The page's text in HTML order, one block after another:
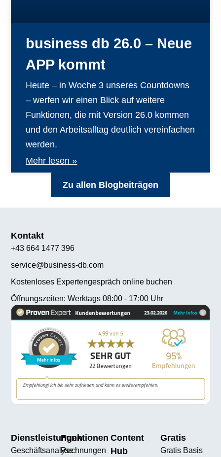
business db 26.0 – Neue
APP kommt
Heute – in Woche 3 unseres Countdowns
– werfen wir einen Blick auf weitere
Funktionen, die mit Version 26.0 kommen
und den Arbeitsalltag deutlich vereinfachen
werden.
Mehr lesen »
Zu allen Blogbeiträgen
Kontakt
+43 664 1477 396
service@business-db.com
Kostenloses Expertengespräch online buchen
Öffnungszeiten: Werktags 08:00 - 17:00 Uhr
Dienstleistungen
Geschäftsanalyse
Funktionen
Rechnungen
Content
Hub
Gratis
Gratis Basis